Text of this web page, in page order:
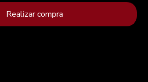
Realizar compra